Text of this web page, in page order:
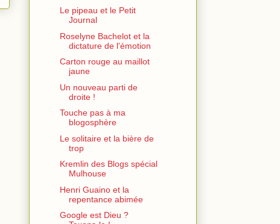
Le pipeau et le Petit
Journal
Roselyne Bachelot et la
dictature de l'émotion
Carton rouge au maillot
jaune
Un nouveau parti de
droite !
Touche pas à ma
blogosphère
Le solitaire et la bière de
trop
Kremlin des Blogs spécial
Mulhouse
Henri Guaino et la
repentance abimée
Google est Dieu ?